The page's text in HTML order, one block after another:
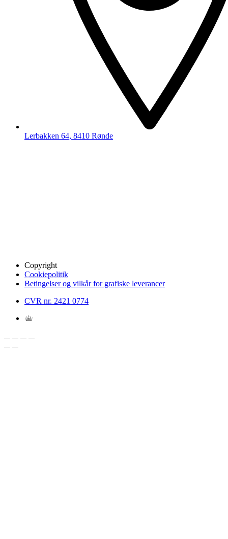
Lerbakken 64, 8410 Rønde
Copyright
Cookiepolitik
Betingelser og vilkår for grafiske leverancer
CVR nr. 2421 0774